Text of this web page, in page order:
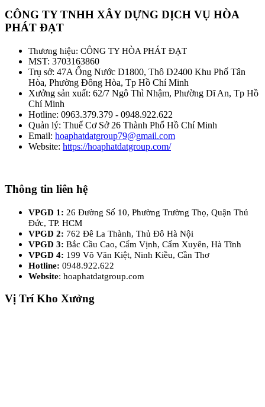
CÔNG TY TNHH XÂY DỰNG DỊCH VỤ HÒA
PHÁT ĐẠT
Thương hiệu: CÔNG TY HÒA PHÁT ĐẠT
MST: 3703163860
Trụ sở: 47A Ống Nước D1800, Thô D2400 Khu Phố Tân
Hòa, Phường Đông Hòa, Tp Hồ Chí Minh
Xưởng sản xuất: 62/7 Ngô Thì Nhậm, Phường Dĩ An, Tp Hồ
Chí Minh
Hotline: 0963.379.379 - 0948.922.622
Quản lý: Thuế Cơ Sở 26 Thành Phố Hồ Chí Minh
Email: hoaphatdatgroup79@gmail.com
Website: https://hoaphatdatgroup.com/
Thông tin liên hệ
VPGD 1: 26 Đường Số 10, Phường Trường Thọ, Quận Thủ
Đức, TP. HCM
VPGD 2: 762 Đê La Thành, Thủ Đô Hà Nội
VPGD 3: Bắc Cầu Cao, Cẩm Vịnh, Cẩm Xuyên, Hà Tĩnh
VPGD 4: 199 Võ Văn Kiệt, Ninh Kiều, Cần Thơ
Hotline: 0948.922.622
Website: hoaphatdatgroup.com
Vị Trí Kho Xưởng